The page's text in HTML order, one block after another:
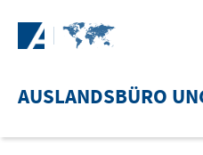
AUSLANDSBÜRO